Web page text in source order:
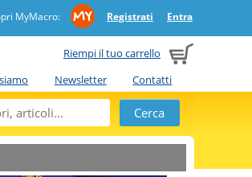
MyMacro: Registrati Entra
Riempi il tuo carrello
Newsletter Contatti